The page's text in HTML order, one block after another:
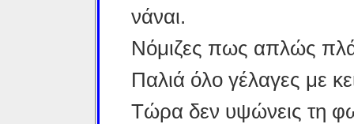
νάναι.
Νόμιζες πως απλώς
Παλιά όλο γέλαγες με
Τώρα δεν υψώνεις τη